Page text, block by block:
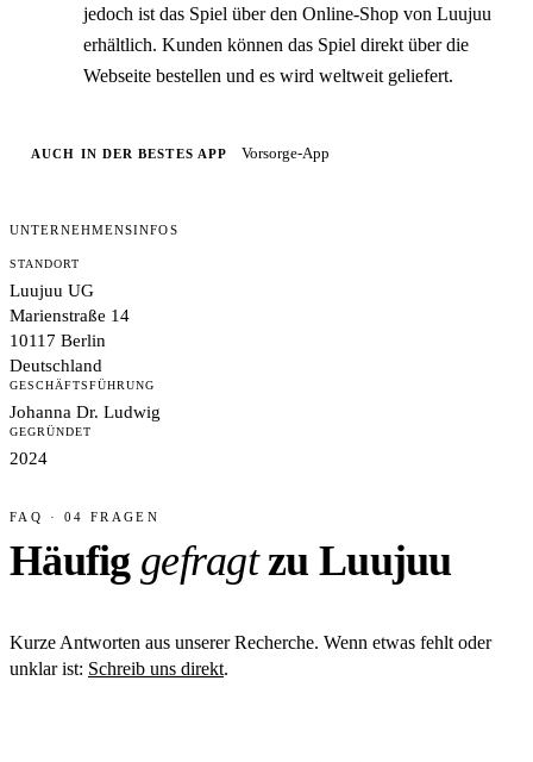
jedoch ist das Spiel über den Online-Shop von Luujuu
erhältlich. Kunden können das Spiel direkt über die
Webseite bestellen und es wird weltweit geliefert.
AUCH IN DER BESTES APP Vorsorge-App
UNTERNEHMENSINFOS
STANDORT
Luujuu UG
Marienstraße 14
10117 Berlin
Deutschland
GESCHÄFTSFÜHRUNG
Johanna Dr. Ludwig
GEGRÜNDET
2024
FAQ · 04 FRAGEN
Häufig gefragtzu Luujuu
Kurze Antworten aus unserer Recherche. Wenn etwas fehlt oder
unklar ist: Schreib uns direkt.